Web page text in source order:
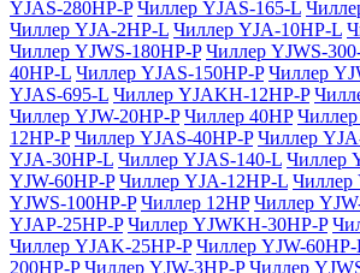
YJAS-280HP-P Чиллер YJAS-165-L
Чиллер YJA-2HP-L Чиллер YJA-10HP-L
Чиллер YJWS-180HP-P Чиллер YJWS-
40HP-L Чиллер YJAS-150HP-P Чиллер
YJAS-695-L Чиллер YJAKH-12HP-P
Чиллер YJW-20HP-P Чиллер 40HP
12HP-P Чиллер YJAS-40HP-P Чиллер
YJA-30HP-L Чиллер YJAS-140-L Чиллер
YJW-60HP-P Чиллер YJA-12HP-L Чиллер
YJWS-100HP-P Чиллер 12HP Чиллер
YJAP-25HP-P Чиллер YJWKH-30HP-P
Чиллер YJAK-25HP-P Чиллер YJW-
200HP-P Чиллер YJW-3HP-P Чиллер